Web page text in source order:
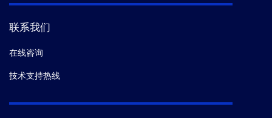
联系我们
在线咨询
技术支持热线